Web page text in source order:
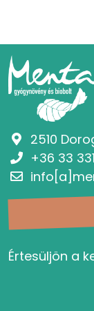
Értesüljön a
2510
+36 33